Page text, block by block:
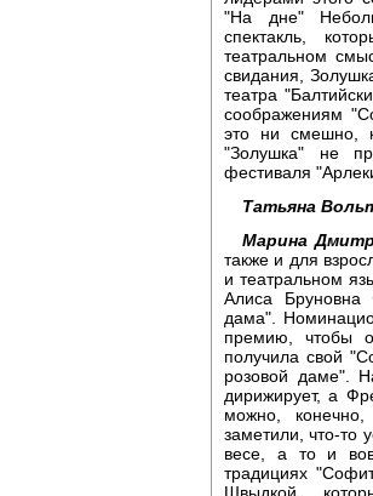
"На дне"
спектакль,
театральном
свидания,
театра
соображениям
это ни смешно,
"Золушка" не
фестиваля
Татьяна
Марина
также и для
и театральном
Алиса Бруновна
дама".
премию, чтобы
получила свой
розовой даме".
дирижирует, а
можно,
заметили, что-то
весе, а то и
традициях
Швыдкой,